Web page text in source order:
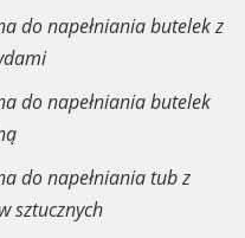
do napełniania butelek z
do napełniania butelek
do napełniania tub z
sztucznych